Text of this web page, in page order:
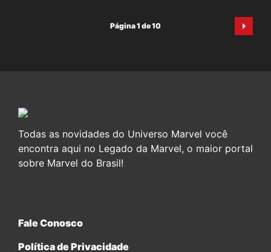
Página 1 de 10
Todas as novidades do Universo Marvel você
encontra aqui no Legado da Marvel, o maior portal
sobre Marvel do Brasil!
Fale Conosco
Política de Privacidade